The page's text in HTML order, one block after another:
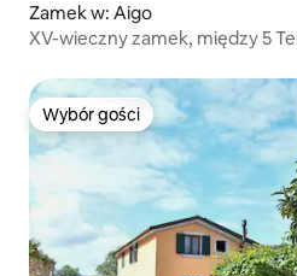
Zamek w: Aigo
XV-wieczny zamek, między 5
Wybór gości
Wybór gości